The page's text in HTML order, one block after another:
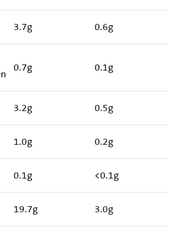
3.7g 0.6g
0.7g 0.1g
3.2g 0.5g
1.0g 0.2g
0.1g <0.1g
19.7g 3.0g